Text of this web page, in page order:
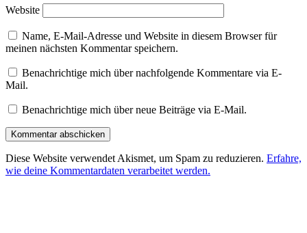
Website
Name, E-Mail-Adresse und Website in diesem Browser für
meinen nächsten Kommentar speichern.
Benachrichtige mich über nachfolgende Kommentare via E-
Mail.
Benachrichtige mich über neue Beiträge via E-Mail.
Diese Website verwendet Akismet, um Spam zu reduzieren. Erfahre,
wie deine Kommentardaten verarbeitet werden.